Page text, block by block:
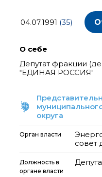
04.07.1991 (35)
О себе
Депутат фракции
"ЕДИНАЯ РОССИЯ"
округа
Орган власти
совет
Должность в
органе власти